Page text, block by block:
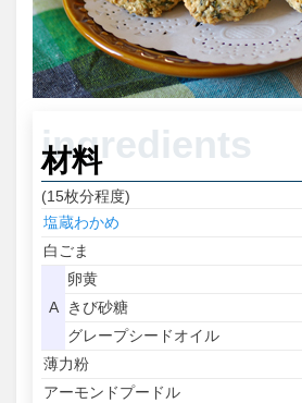
材料
(15枚分程度)
塩蔵わかめ
白ごま
A
卵黄
きび砂糖
グレープシードオイル
薄力粉
アーモンドプードル